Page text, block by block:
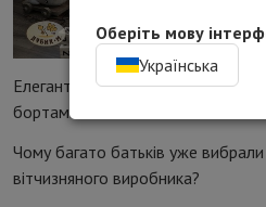
Елегантна модель ліжка із
бортами.
Чому багато батьків уже вибрали
вітчизняного виробника?
Оберіть мову
Українська